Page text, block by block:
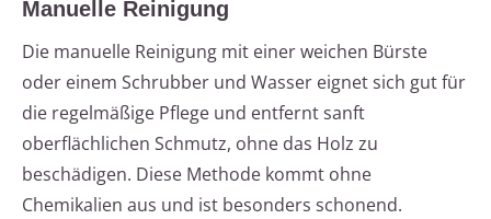
Manuelle Reinigung
Die manuelle Reinigung mit einer weichen Bürste
oder einem Schrubber und Wasser eignet sich gut für
die regelmäßige Pflege und entfernt sanft
oberflächlichen Schmutz, ohne das Holz zu
beschädigen. Diese Methode kommt ohne
Chemikalien aus und ist besonders schonend.